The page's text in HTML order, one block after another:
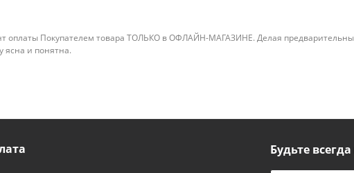
оплаты Покупателем товара ТОЛЬКО в ОФЛАЙН-МАГАЗИНЕ. Делая предварительный
ясна и понятна.
Будьте